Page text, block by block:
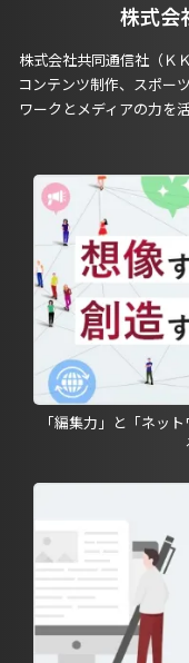
株式会
株式会社共同通信社（Ｋ
コンテンツ制作、スポー
ワークとメディアの力を
「編集力」と「ネッ